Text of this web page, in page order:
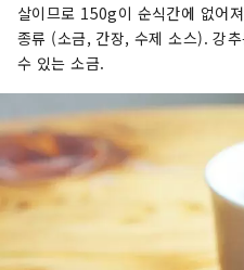
살이므로 150g이 순식간에 없어
종류 (소금, 간장, 수제 소스). 강
수 있는 소금.